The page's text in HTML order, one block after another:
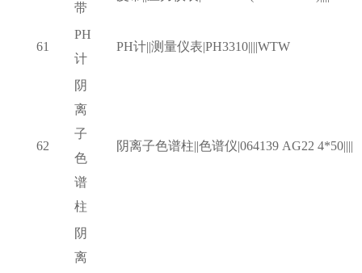
带
61
PH
计
PH计||测量仪表|PH3310||||WTW
62
阴
离
子
色
谱
柱
阴离子色谱柱||色谱仪|064139 AG22 4*50||||
阴
离